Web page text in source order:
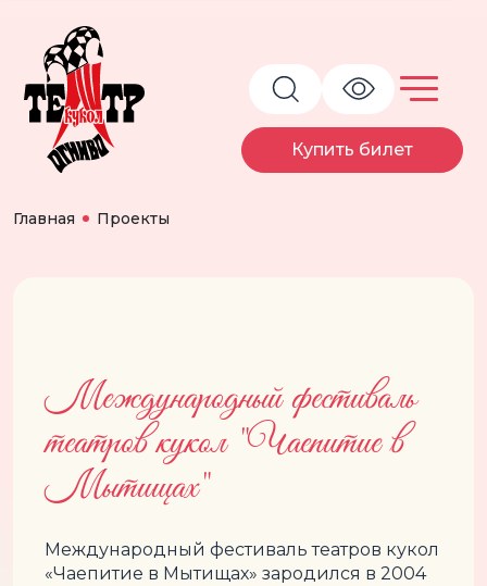
Купить билет
Главная Проекты
Международный фестиваль
театров кукол "Чаепитие в
Мытищах"
Международный фестиваль театров кукол
«Чаепитие в Мытищах» зародился в 2004